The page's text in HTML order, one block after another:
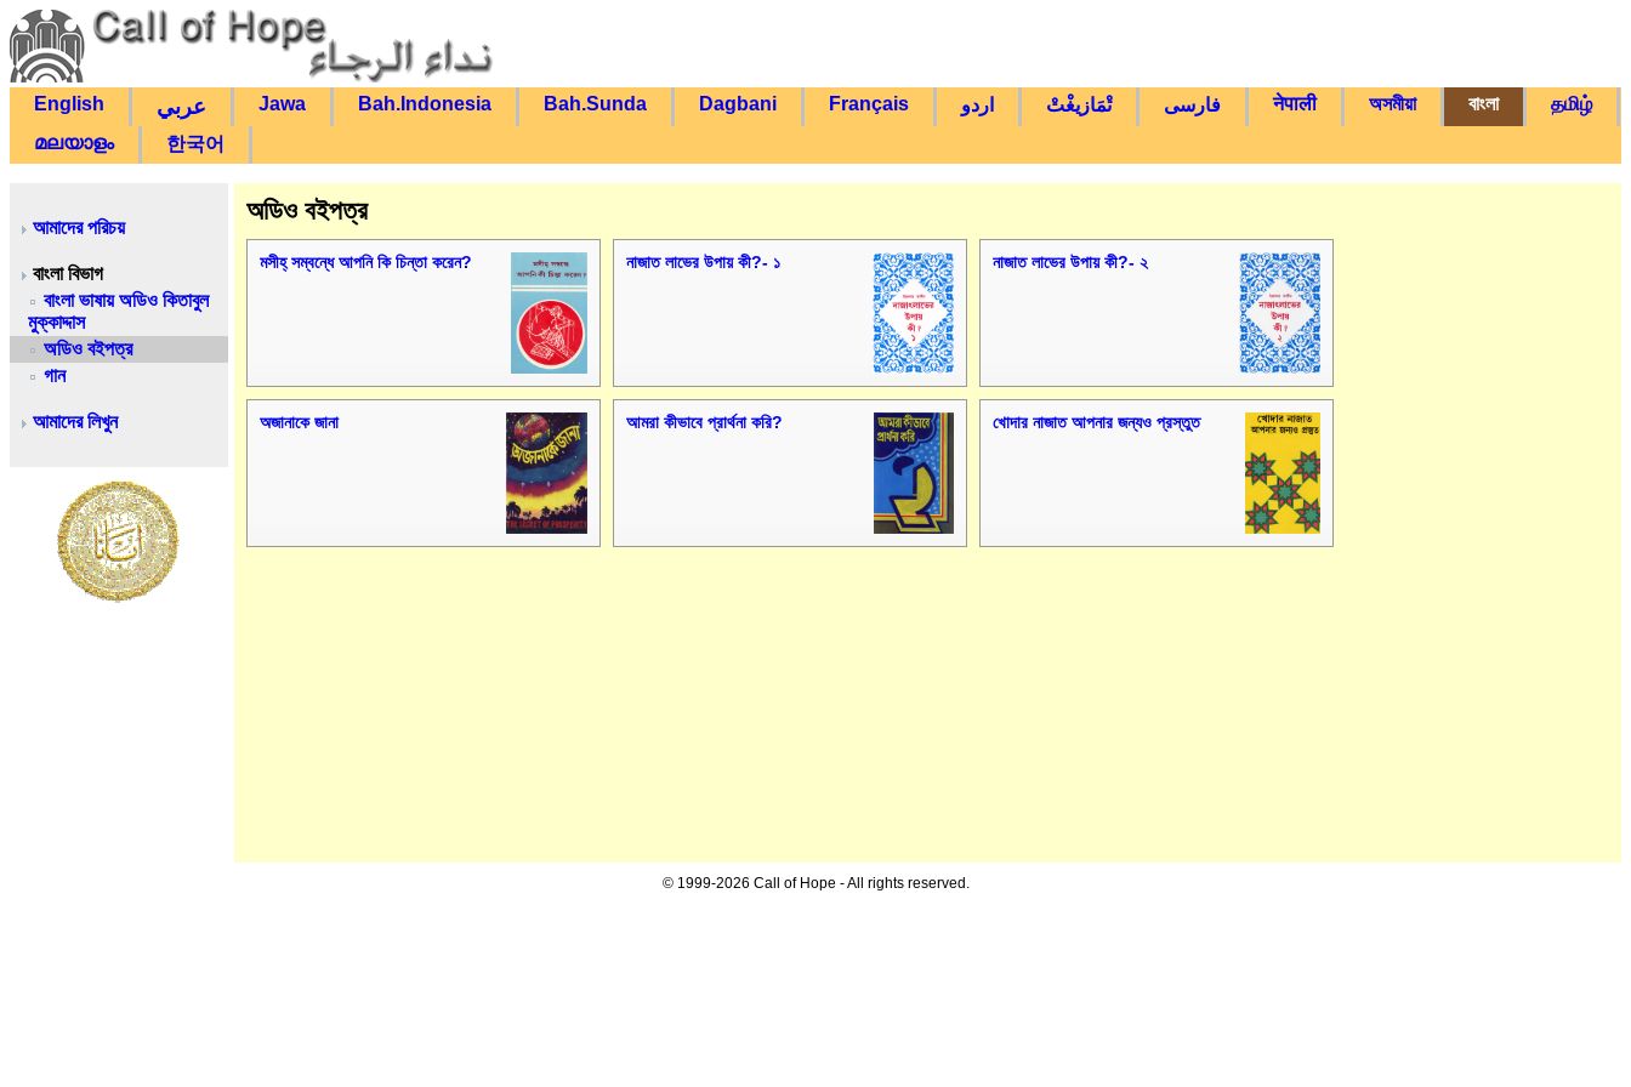
English عربي Jawa Bah.Indonesia Bah.Sunda Dagbani Français اردو تْمَازيغْتْ فارسی नेपाली অসমীয়া বাংলা
தமிழ்
മലയാളം
한국어
আমাদের পরিচয়
বাংলা বিভাগ
বাংলা ভাষায় অডিও কিতাবুল
মুক্কাদ্দাস
অডিও বইপত্র
গান
আমাদের লিখুন
অডিও বইপত্র
মসীহ্ সম্বন্ধে আপনি কি চিন্তা করেন? নাজাত লাভের উপায় কী?- ১ নাজাত লাভের উপায় কী?- ২
অজানাকে জানা আমরা কীভাবে প্রার্থনা করি? খোদার নাজাত আপনার জন্যও প্রস্তুত
© 1999-2026 Call of Hope - All rights reserved.